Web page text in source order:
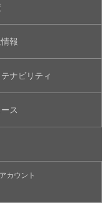
報
ナビリティ
ス
アカウント